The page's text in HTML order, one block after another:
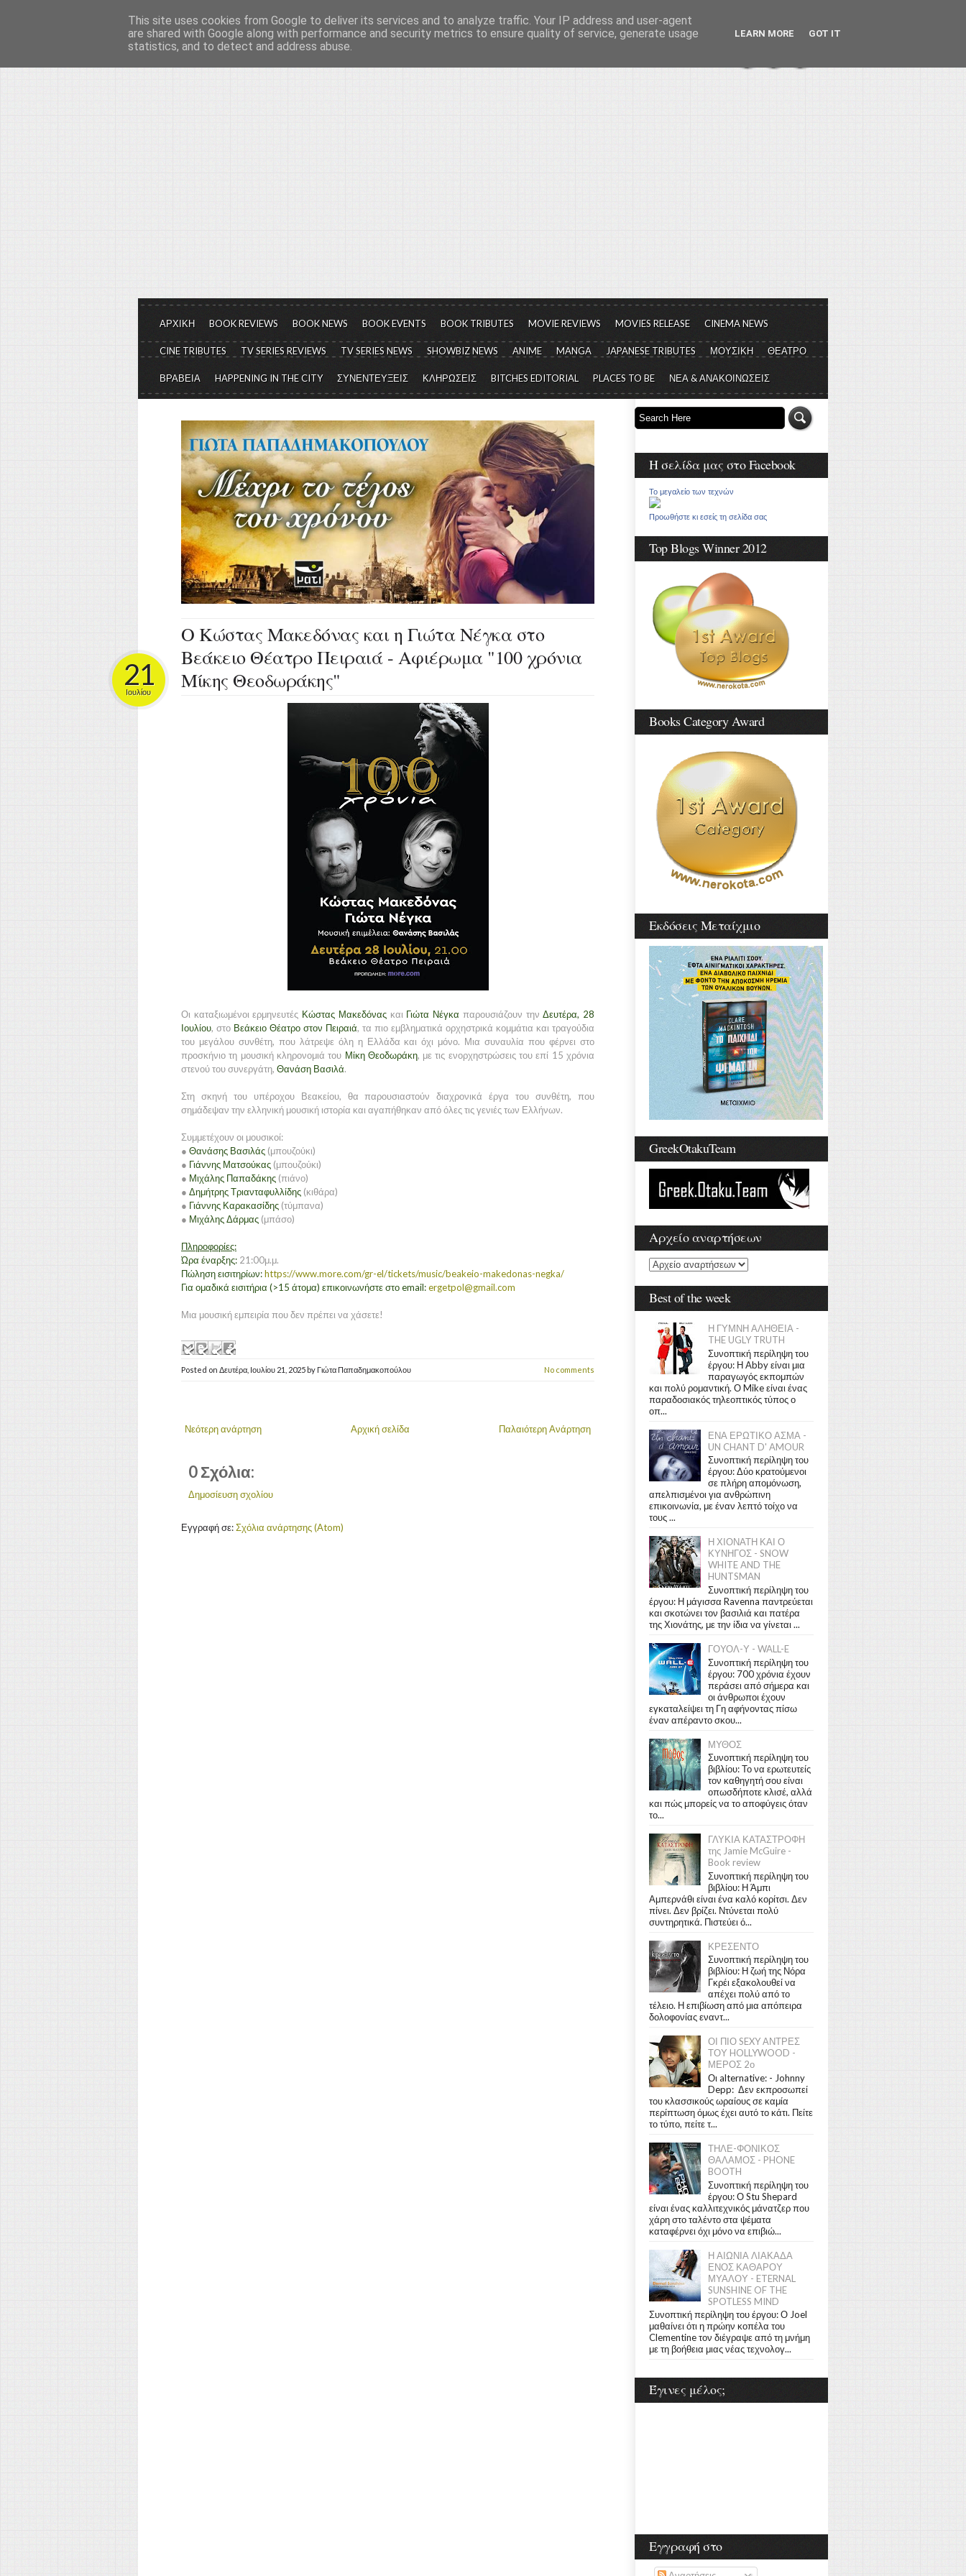
Το μεγαλείο των Τεχνών...
Είμαστε πάντα εδώ για να μιλάμε για τον πολιτισμό, σε κάθε του μορφή και έκταση...
ΑΡΧΙΚΗ BOOK REVIEWS BOOK NEWS BOOK EVENTS BOOK TRIBUTES MOVIE REVIEWS MOVIES RELEASE CINEMA NEWS
CINE TRIBUTES TV SERIES REVIEWS TV SERIES NEWS SHOWBIZ NEWS ANIME MANGA JAPANESE TRIBUTES ΜΟΥΣΙΚΗ ΘΕΑΤΡΟ
ΒΡΑΒΕΙΑ HAPPENING IN THE CITY ΣΥΝΕΝΤΕΥΞΕΙΣ ΚΛΗΡΩΣΕΙΣ BITCHES EDITORIAL PLACES TO BE ΝΕΑ & ΑΝΑΚΟΙΝΩΣΕΙΣ
Ο Κώστας Μακεδόνας και η Γιώτα Νέγκα στο
Βεάκειο Θέατρο Πειραιά - Αφιέρωμα "100 χρόνια
Μίκης Θεοδωράκης"
21
Ιουλίου
Οι καταξιωμένοι ερμηνευτές Κώστας Μακεδόναςκαι Γιώτα Νέγκα παρουσιάζουν την Δευτέρα, 28
Ιουλίου, στο Βεάκειο Θέατρο στον Πειραιά, τα πιο εμβληματικά ορχηστρικά κομμάτια και τραγούδια
του μεγάλου συνθέτη, που λάτρεψε όλη η Ελλάδα και όχι μόνο. Μια συναυλία που φέρνει στο
προσκήνιο τη μουσική κληρονομιά του Μίκη Θεοδωράκη, με τις ενορχηστρώσεις του επί 15 χρόνια
στενού του συνεργάτη, Θανάση Βασιλά.
Στη σκηνή του υπέροχου Βεακείου, θα παρουσιαστούν διαχρονικά έργα του συνθέτη, που
σημάδεψαν την ελληνική μουσική ιστορία και αγαπήθηκαν από όλες τις γενιές των Ελλήνων.
Συμμετέχουν οι μουσικοί:
● Θανάσης Βασιλάς (μπουζούκι)
● Γιάννης Ματσούκας (μπουζούκι)
● Μιχάλης Παπαδάκης (πιάνο)
● Δημήτρης Τριανταφυλλίδης (κιθάρα)
● Γιάννης Καρακασίδης (τύμπανα)
● Μιχάλης Δάρμας (μπάσο)
Πληροφορίες:
Ώρα έναρξης: 21:00μ.μ.
Πώληση εισιτηρίων:https://www.more.com/gr-el/tickets/music/beakeio-makedonas-negka/
Για ομαδικά εισιτήρια (>15 άτομα) επικοινωνήστε στο email:ergetpol@gmail.com
Μια μουσική εμπειρία που δεν πρέπει να χάσετε!
Posted on Δευτέρα, Ιουλίου 21, 2025 by Γιώτα Παπαδημακοπούλου No comments
Νεότερη ανάρτηση Παλαιότερη Ανάρτηση
Αρχική σελίδα
0 Σχόλια:
Δημοσίευση σχολίου
Εγγραφή σε:Σχόλια ανάρτησης (Atom)
Η σελίδα μας στο Facebook
Το μεγαλείο των τεχνών
Προωθήστε κι εσείς τη σελίδα σας
Top Blogs Winner 2012
Books Category Award
Εκδόσεις Μεταίχμιο
GreekOtakuTeam
Αρχείο αναρτήσεων
Best of the week
Η ΓΥΜΝΗ ΑΛΗΘΕΙΑ -
THE UGLY TRUTH
Συνοπτική περίληψη του
έργου: Η Abby είναι μια
παραγωγός εκπομπών
και πολύ ρομαντική. Ο Mike είναι ένας
παραδοσιακός τηλεοπτικός τύπος ο
οπ...
ΕΝΑ ΕΡΩΤΙΚΟ ΑΣΜΑ -
UN CHANT D' AMOUR
Συνοπτική περίληψη του
έργου: Δύο κρατούμενοι
σε πλήρη απομόνωση,
απελπισμένοι για ανθρώπινη
επικοινωνία, με έναν λεπτό τοίχο να
τους ...
Η ΧΙΟΝΑΤΗ ΚΑΙ Ο
ΚΥΝΗΓΟΣ - SNOW
WHITE AND THE
HUNTSMAN
Συνοπτική περίληψη του
έργου: Η μάγισσα Ravenna παντρεύεται
και σκοτώνει τον βασιλιά και πατέρα
της Χιονάτης, με την ίδια να γίνεται ...
ΓΟΥΟΛ-Υ - WALL-E
Συνοπτική περίληψη του
έργου: 700 χρόνια έχουν
περάσει από σήμερα και
οι άνθρωποι έχουν
εγκαταλείψει τη Γη αφήνοντας πίσω
έναν απέραντο σκου...
ΜΥΘΟΣ
Συνοπτική περίληψη του
βιβλίου: Το να ερωτευτείς
τον καθηγητή σου είναι
οπωσδήποτε κλισέ, αλλά
και πώς μπορείς να το αποφύγεις όταν
το...
ΓΛΥΚΙΑ ΚΑΤΑΣΤΡΟΦΗ
της Jamie McGuire -
Book review
Συνοπτική περίληψη του
βιβλίου: Η Άμπι
Αμπερνάθι είναι ένα καλό κορίτσι. Δεν
πίνει. Δεν βρίζει. Ντύνεται πολύ
συντηρητικά. Πιστεύει ό...
ΚΡΕΣΕΝΤΟ
Συνοπτική περίληψη του
βιβλίου: Η ζωή της Νόρα
Γκρέι εξακολουθεί να
απέχει πολύ από το
τέλειο. Η επιβίωση από μια απόπειρα
δολοφονίας εναντ...
ΟΙ ΠΙΟ SEXY ΑΝΤΡΕΣ
ΤΟΥ HOLLYWOOD -
ΜΕΡΟΣ 2ο
Οι alternative: - Johnny
Depp: Δεν εκπροσωπεί
του κλασσικούς ωραίους σε καμία
περίπτωση όμως έχει αυτό το κάτι. Πείτε
το τύπο, πείτε τ...
ΤΗΛΕ-ΦΟΝΙΚΟΣ
ΘΑΛΑΜΟΣ - PHONE
BOOTH
Συνοπτική περίληψη του
έργου: Ο Stu Shepard
είναι ένας καλλιτεχνικός μάνατζερ που
χάρη στο ταλέντο στα ψέματα
καταφέρνει όχι μόνο να επιβιώ...
Η ΑΙΩΝΙΑ ΛΙΑΚΑΔΑ
ΕΝΟΣ ΚΑΘΑΡΟΥ
ΜΥΑΛΟΥ - ETERNAL
SUNSHINE OF THE
SPOTLESS MIND
Συνοπτική περίληψη του έργου: Ο Joel
μαθαίνει ότι η πρώην κοπέλα του
Clementine τον διέγραψε από τη μνήμη
με τη βοήθεια μιας νέας τεχνολογ...
Έγινες μέλος;
Εγγραφή στο
This site uses cookies from Google to deliver its services and to analyze traffic. Your IP address and user-agent
are shared with Google along with performance and security metrics to ensure quality of service, generate usage
statistics, and to detect and address abuse.
LEARN MORE GOT IT